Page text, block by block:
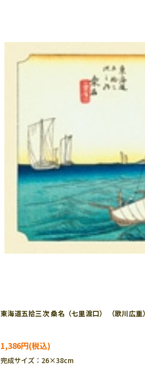
東海道五拾三次 桑名（七里渡口） （歌川
1,386円
完成サイズ：26×38cm